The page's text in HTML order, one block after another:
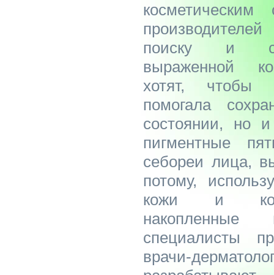
косметическим
поиску и
выраженной
хотят, чтобы
помогала
состоянии, но
пигментные
себореи лица,
потому,
кожи и
специалисты
врачи-